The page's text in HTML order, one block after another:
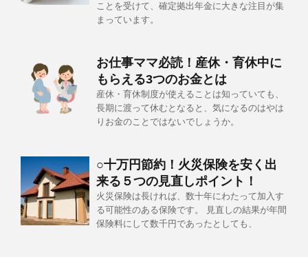
ことを受けて、確定拠出年金に大きな注目が集
まっています。
お仕事ママ必読！産休・育休中に
もらえる3つのお金とは
産休・育休制度が使えることは知っていても、
長期に渡って休むとなると、気になるのはやは
りお金のことではないでしょうか。
○十万円節約！火災保険を安く出
来る５つの見直しポイント！
火災保険は長ければ、数十年にわたって加入す
る可能性のある保険です。 見直しの結果が年間
保険料にして数千円であったとしても、